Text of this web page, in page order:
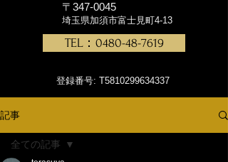
〒347-0045
埼玉県加須市富士見町4-13
TEL：0480-48-7619
登録番号: T5810299634337
記事
全ての記事